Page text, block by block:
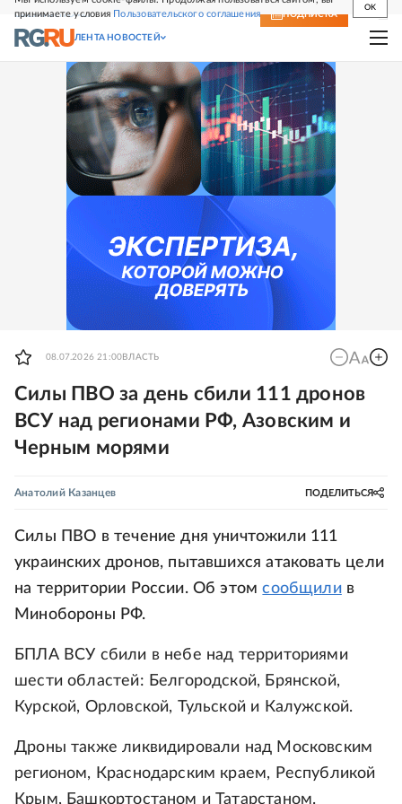
принимаете условия Пользовательского соглашения
OK
СВЕЖИЙ НОМЕР ПОДПИСКА
ЛЕНТА НОВОСТЕЙ
08.07.2026 21:00 ВЛАСТЬ
Силы ПВО за день сбили 111 дронов
ВСУ над регионами РФ, Азовским и
Черным морями
Анатолий Казанцев ПОДЕЛИТЬСЯ
Силы ПВО в течение дня уничтожили 111
украинских дронов, пытавшихся атаковать цели
на территории России. Об этомсообщилив
Минобороны РФ.
БПЛА ВСУ сбили в небе над территориями
шести областей: Белгородской, Брянской,
Курской, Орловской, Тульской и Калужской.
Дроны также ликвидировали над Московским
регионом, Краснодарским краем, Республикой
Крым, Башкортостаном и Татарстаном.